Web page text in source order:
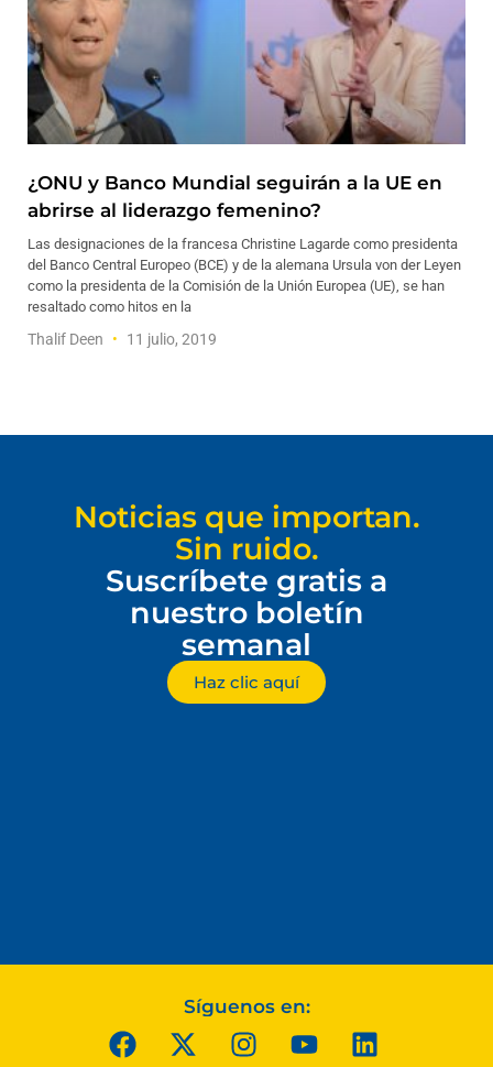
¿ONU y Banco Mundial seguirán a la UE en
abrirse al liderazgo femenino?
Las designaciones de la francesa Christine Lagarde como presidenta
del Banco Central Europeo (BCE) y de la alemana Ursula von der Leyen
como la presidenta de la Comisión de la Unión Europea (UE), se han
resaltado como hitos en la
Thalif Deen 11 julio, 2019
Noticias que importan.
Sin ruido.
Suscríbete gratis a
nuestro boletín
semanal
Haz clic aquí
Síguenos en: